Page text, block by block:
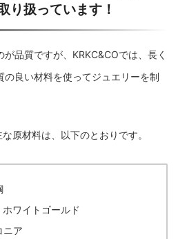
り扱っています！
品質ですが、KRKC&COでは、長く
良い材料を使ってジュエリーを制
原材料は、以下のとおりです。
ワイトゴールド
ニア